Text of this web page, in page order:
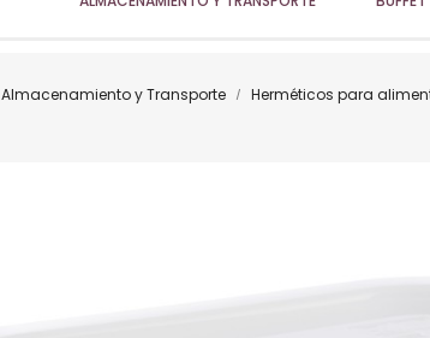
Almacenamiento y Transporte Herméticos para